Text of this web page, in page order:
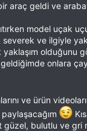
araç geldi ve
model uçak
ve ilgiyle
yaklaşım olduğunu
onlara
ve ürün
paylaşacağım
bulutlu ve gri